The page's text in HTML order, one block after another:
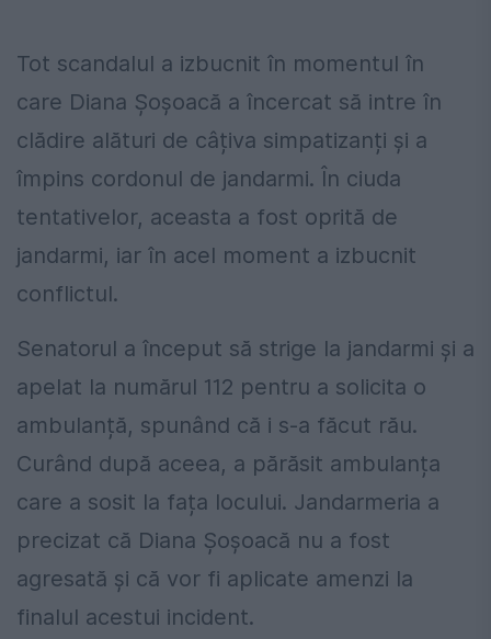
Tot scandalul a izbucnit în momentul în
care Diana Șoșoacă a încercat să intre în
clădire alături de câțiva simpatizanți și a
împins cordonul de jandarmi. În ciuda
tentativelor, aceasta a fost oprită de
jandarmi, iar în acel moment a izbucnit
conflictul.
Senatorul a început să strige la jandarmi și a
apelat la numărul 112 pentru a solicita o
ambulanță, spunând că i s-a făcut rău.
Curând după aceea, a părăsit ambulanța
care a sosit la fața locului. Jandarmeria a
precizat că Diana Șoșoacă nu a fost
agresată și că vor fi aplicate amenzi la
finalul acestui incident.